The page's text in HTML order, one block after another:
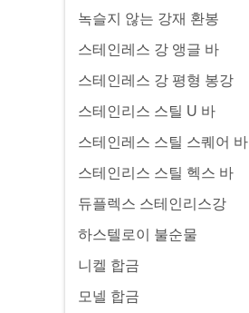
녹슬지 않는 강재 환봉
스테인레스 강 앵글 바
스테인레스 강 평형 봉강
스테인리스 스틸 U 바
스테인레스 스틸 스퀘어 바
스테인리스 스틸 헥스 바
듀플렉스 스테인리스강
하스텔로이 불순물
니켈 합금
모넬 합금